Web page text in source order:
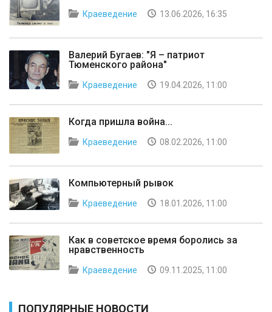
Краеведение 13.06.2026, 16:35
Валерий Бугаев: "Я – патриот
Тюменского района"
Краеведение 19.04.2026, 11:00
Когда пришла война...
Краеведение 08.02.2026, 11:00
Компьютерный рывок
Краеведение 18.01.2026, 11:00
Как в советское время боролись за
нравственность
Краеведение 09.11.2025, 11:00
ПОПУЛЯРНЫЕ НОВОСТИ